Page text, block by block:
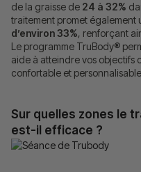
de la graisse de 24 à 32%
traitement promet également
d’environ 33%, renforçant
Le programme TruBody®
aide à atteindre vos objectifs
confortable et
Sur quelles zones le
est-il efficace ?